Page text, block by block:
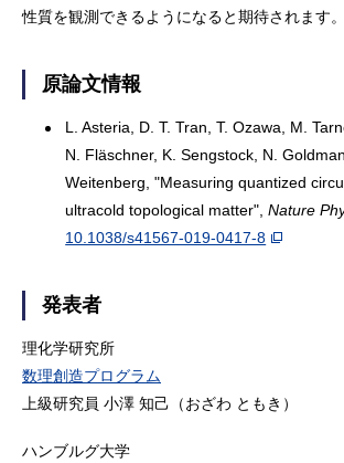
性質を観測できるようになると期待されます。
原論文情報
L. Asteria, D. T. Tran, T. Ozawa, M.
N. Fläschner, K. Sengstock, N.
Weitenberg, "Measuring quantized
ultracold topological matter",Nature
10.1038/s41567-019-0417-8
発表者
理化学研究所
数理創造プログラム
上級研究員 小澤 知己（おざわ ともき）
ハンブルグ大学